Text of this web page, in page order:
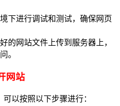
下进行调试和测试，确保网页
的网站文件上传到服务器上，
。
网站
以按照以下步骤进行：